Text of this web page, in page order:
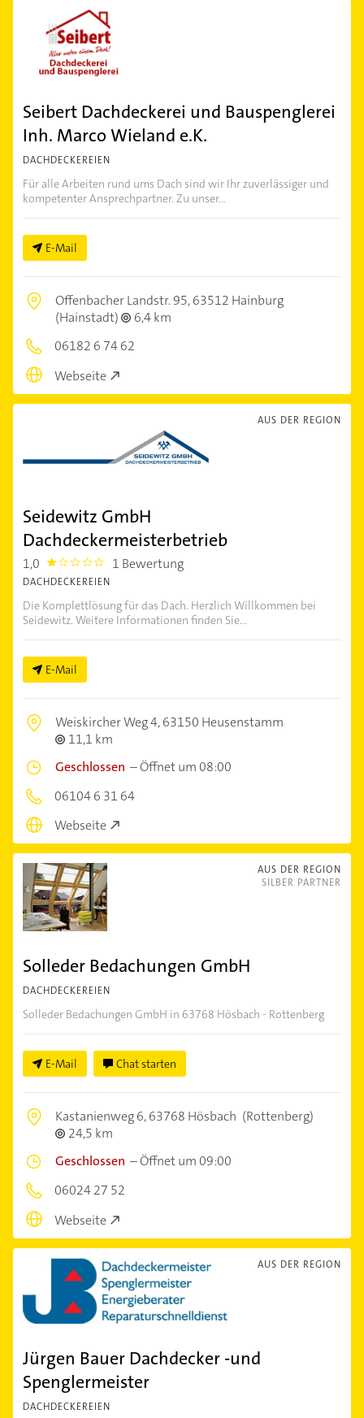
Seibert Dachdeckerei und Bauspenglerei
Inh. Marco Wieland e.K.
DACHDECKEREIEN
Für alle Arbeiten rund ums Dach sind wir Ihr zuverlässiger und
kompetenter Ansprechpartner. Zu unser...
E-Mail
Offenbacher Landstr. 95,63512 Hainburg
(Hainstadt)
6,4 km
06182 6 74 62
Webseite
AUS DER REGION
Seidewitz GmbH
Dachdeckermeisterbetrieb
1,0 1.0 1 Bewertung
DACHDECKEREIEN
Die Komplettlösung für das Dach. Herzlich Willkommen bei
Seidewitz. Weitere Informationen finden Sie...
E-Mail
Weiskircher Weg 4,63150 Heusenstamm
11,1 km
Geschlossen –Öffnet um 08:00
06104 6 31 64
Webseite
AUS DER REGION
SILBER PARTNER
Solleder Bedachungen GmbH
DACHDECKEREIEN
Solleder Bedachungen GmbH in 63768 Hösbach - Rottenberg
E-Mail Chat starten
Kastanienweg 6,63768 Hösbach (Rottenberg)
24,5 km
Geschlossen –Öffnet um 09:00
06024 27 52
Webseite
AUS DER REGION
Jürgen Bauer Dachdecker -und
Spenglermeister
DACHDECKEREIEN